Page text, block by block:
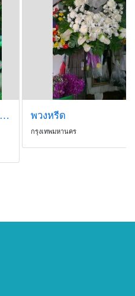
ทานตะวันเทียม ปลอม พลาสติค ยาง พวงหรีด
กรุงเทพมหานคร